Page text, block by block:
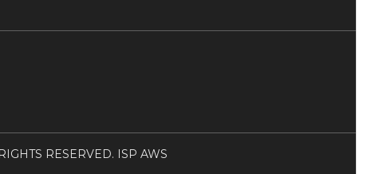
RESERVED. ISP AWS